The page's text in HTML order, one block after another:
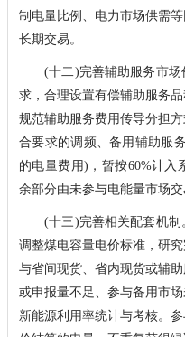
制电量比例、电力市场供需
长期交易。
(十二)完善辅助服务市场
求，合理设置有偿辅助服务
规范辅助服务费用传导分担
合要求的调频、备用辅助服
的电量费用)，暂按60%计入
余部分由未参与电能量市场交
(十三)完善相关配套机制
调整煤电容量电价标准，研
与省间现货、省内现货或辅
或申报量不足、参与备用市
新能源利用率统计与考核。